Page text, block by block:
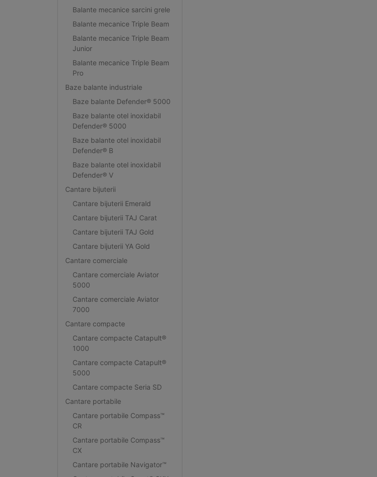
Balante mecanice sarcini grele
Balante mecanice Triple Beam
Balante mecanice Triple Beam
Junior
Balante mecanice Triple Beam
Pro
Baze balante industriale
Baze balante Defender® 5000
Baze balante otel inoxidabil
Defender® 5000
Baze balante otel inoxidabil
Defender® B
Baze balante otel inoxidabil
Defender® V
Cantare bijuterii
Cantare bijuterii Emerald
Cantare bijuterii TAJ Carat
Cantare bijuterii TAJ Gold
Cantare bijuterii YA Gold
Cantare comerciale
Cantare comerciale Aviator
5000
Cantare comerciale Aviator
7000
Cantare compacte
Cantare compacte Catapult®
1000
Cantare compacte Catapult®
5000
Cantare compacte Seria SD
Cantare portabile
Cantare portabile Compass™
CR
Cantare portabile Compass™
CX
Cantare portabile Navigator™